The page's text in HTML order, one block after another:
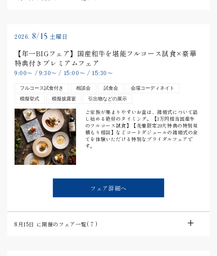
2026. 8/15 土曜日
【年一BIGフェア】国産和牛を堪能フルコース試食×豪華
特典付きプレミアムフェア
9:00〜 / 9:30〜 / 15:00〜 / 15:30〜
フルコース試食付き 相談会 試食会
会場コーディネイト
模擬挙式
模擬披露宴 引出物などの展示
ご家族が集まりやすいお盆は、結婚式について話
し始める絶好のタイミング。【3万円相当国産牛
のフルコース試食】【先着限定20大特典の特別見
積もり相談】などコートダジュールの結婚式の全
てを体験いただける特別なブライダルフェアで
す。
フェア詳細へ
8月15日 に開催のフェア一覧(7 )